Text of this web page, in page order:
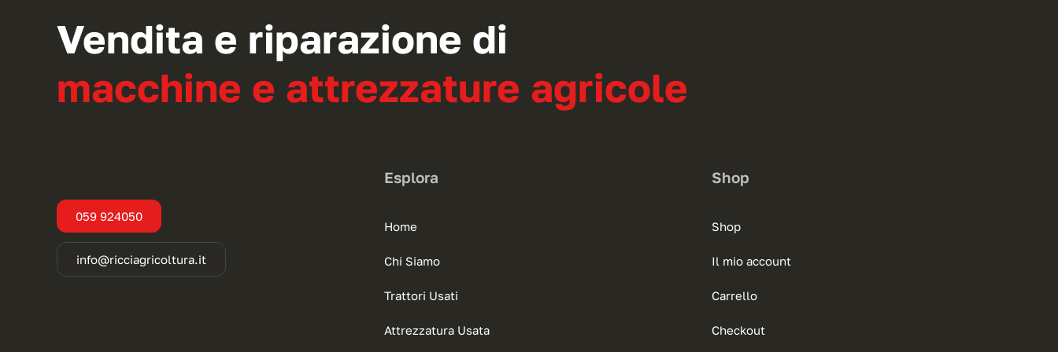
Vendita e riparazione di
macchine e attrezzature agricole
059 924050
info@ricciagricoltura.it
Esplora
Home
Chi Siamo
Trattori Usati
Attrezzatura Usata
Shop
Shop
Il mio account
Carrello
Checkout